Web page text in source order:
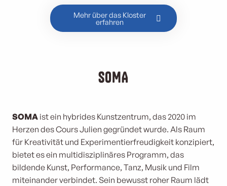
Mehr über das Kloster
erfahren
SOMA
SOMA ist ein hybrides Kunstzentrum, das 2020 im
Herzen des Cours Julien gegründet wurde. Als Raum
für Kreativität und Experimentierfreudigkeit konzipiert,
bietet es ein multidisziplinäres Programm, das
bildende Kunst, Performance, Tanz, Musik und Film
miteinander verbindet. Sein bewusst roher Raum lädt